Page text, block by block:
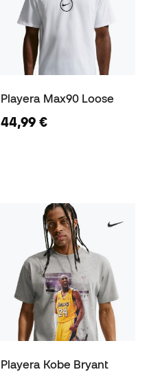
Playera Max90 Loose
44,99 €
Playera Kobe Bryant